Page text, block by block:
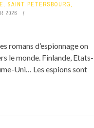
, SAINT PETERSBOURG,
2026
romans d’espionnage on
le monde. Finlande, Etats-
Uni… Les espions sont